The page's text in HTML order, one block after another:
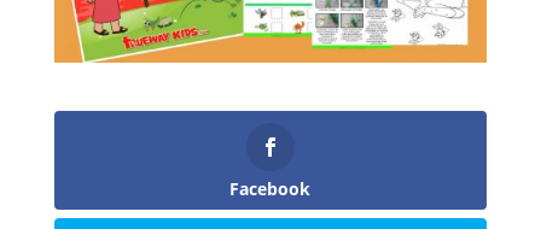
Facebook